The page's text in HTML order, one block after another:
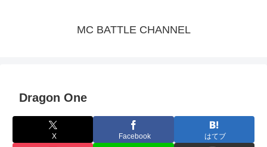
MC BATTLE CHANNEL
Dragon One
X Facebook はてブ